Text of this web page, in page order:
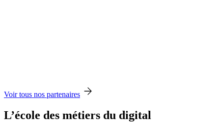
Voir tous nos partenaires
L’école des métiers du digital